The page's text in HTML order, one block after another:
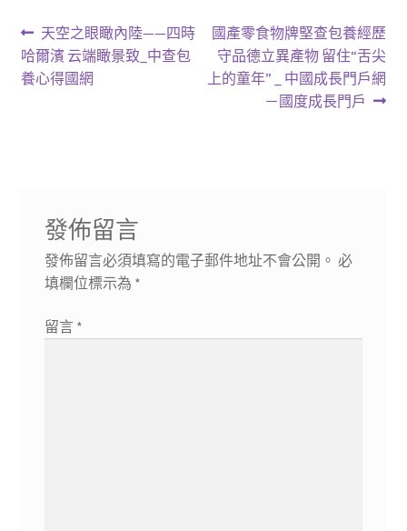
文
章
上
一
篇
天空之眼瞰內陸——四時
哈爾濱 云端瞰景致_中查包
養心得國網
下
一
篇
國產零食物牌堅查包養經歷
守品德立異產物 留住“舌尖
上的童年” _ 中國成長門戶網
－國度成長門戶
發佈留言
發佈留言必須填寫的電子郵件地址不會公開。 必
填欄位標示為 *
留言 *